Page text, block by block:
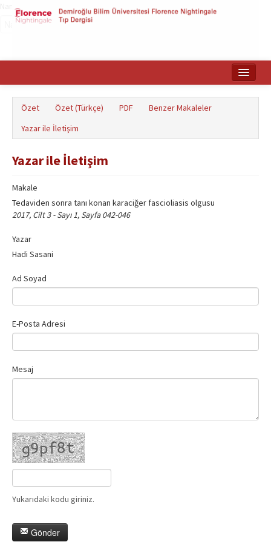
English
Özet Özet (Türkçe) PDF
Benzer Makaleler
Yazar ile İletişim
Yazar ile İletişim
Makale
Tedaviden sonra tanı konan karaciğer fascioliasis olgusu
2017, Cilt 3 - Sayı 1, Sayfa 042-046
Yazar
Hadi Sasani
Name‌
Ad Soyad
E-Posta Adresi
Mesaj
Yukarıdaki kodu giriniz.
Gönder